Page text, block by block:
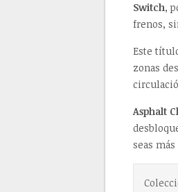
Switch,
frenos,
Este
zonas
Asphalt
seas